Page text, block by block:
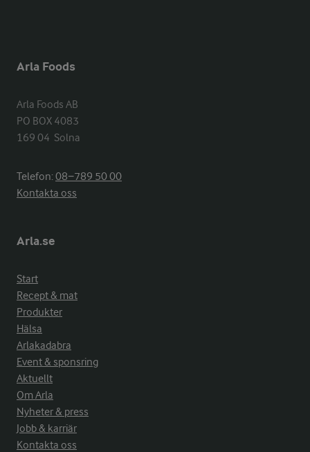
Arla Foods
Arla Foods AB
PO BOX 4083
169 04  Solna
Telefon:08−789 50 00
Kontakta oss
Arla.se
Start
Recept & mat
Produkter
Hälsa
Arlakadabra
Event & sponsring
Aktuellt
Om Arla
Nyheter & press
Jobb & karriär
Kontakta oss